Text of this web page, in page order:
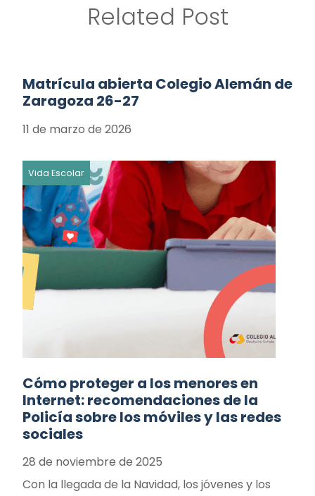
Related Post
Matrícula abierta Colegio Alemán de
Zaragoza 26-27
11 de marzo de 2026
Vida Escolar
Cómo proteger a los menores en
Internet: recomendaciones de la
Policía sobre los móviles y las redes
sociales
28 de noviembre de 2025
Con la llegada de la Navidad, los jóvenes y los